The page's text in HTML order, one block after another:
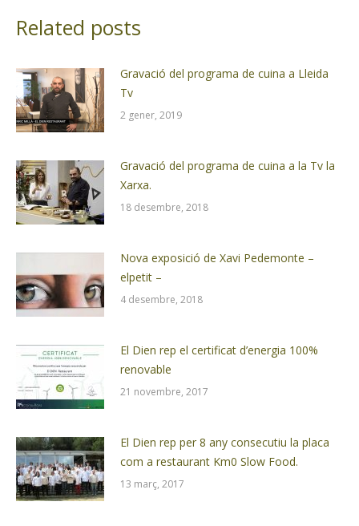
Related posts
Gravació del programa de cuina a Lleida
Tv
2 gener, 2019
Gravació del programa de cuina a la Tv la
Xarxa.
18 desembre, 2018
Nova exposició de Xavi Pedemonte –
elpetit –
4 desembre, 2018
El Dien rep el certificat d’energia 100%
renovable
21 novembre, 2017
El Dien rep per 8 any consecutiu la placa
com a restaurant Km0 Slow Food.
13 març, 2017